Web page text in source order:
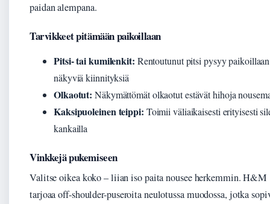
paidan alempana.
Tarvikkeet pitämään paikoillaan
Pitsi- tai kumilenkit: Rentoutunut pitsi pysyy
näkyviä kiinnityksiä
Olkaotut: Näkymättömät olkaotut estävät hihoja
Kaksipuoleinen teippi: Toimii väliaikaisesti erityisesti
kankailla
Vinkkejä pukemiseen
Valitse oikea koko – liian iso paita nousee herkemmin. H&M
tarjoaa off-shoulder-puseroita neulotussa muodossa, jotka